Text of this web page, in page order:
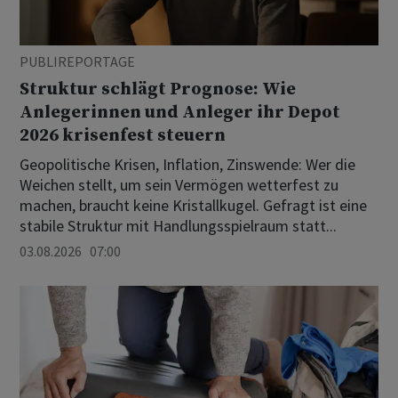
PUBLIREPORTAGE
Struktur schlägt Prognose: Wie
Anlegerinnen und Anleger ihr Depot
2026 krisenfest steuern
Geopolitische Krisen, Inflation, Zinswende: Wer die
Weichen stellt, um sein Vermögen wetterfest zu
machen, braucht keine Kristallkugel. Gefragt ist eine
stabile Struktur mit Handlungsspielraum statt...
03.08.2026 07:00